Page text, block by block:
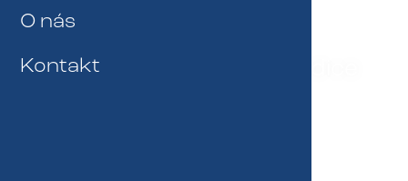
O nás
Kontakt
Řešení obezity a dekondice